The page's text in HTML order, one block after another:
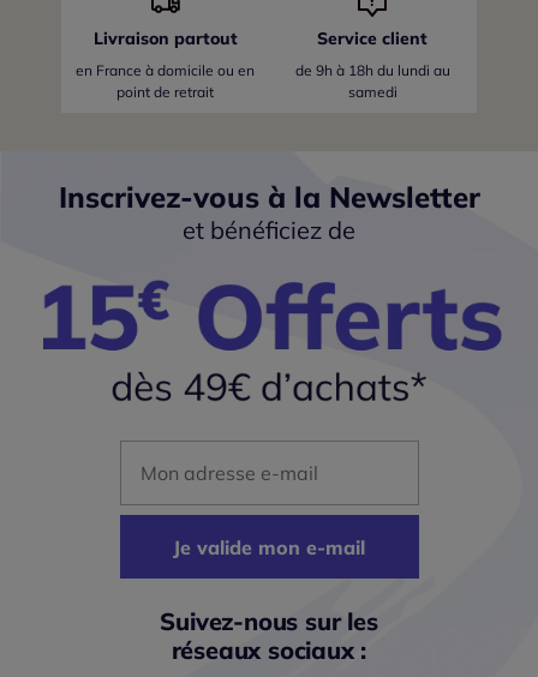
Livraison partout
en France à domicile ou en
point de retrait
Service client
de 9h à 18h du lundi au
samedi
Inscrivez-vous à la Newsletter
et bénéficiez de
Je valide mon e-mail
Suivez-nous sur les
réseaux sociaux :